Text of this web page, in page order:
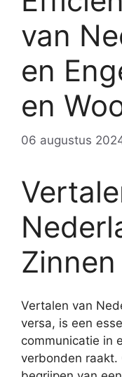
van
en
en
06 augustus
Vertalen van
versa, is een
communicatie in
verbonden